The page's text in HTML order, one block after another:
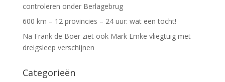
controleren onder Berlagebrug
600 km – 12 provincies – 24 uur: wat een tocht!
Na Frank de Boer ziet ook Mark Emke vliegtuig met
dreigsleep verschijnen
Categorieën